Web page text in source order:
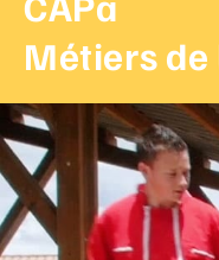
Métiers